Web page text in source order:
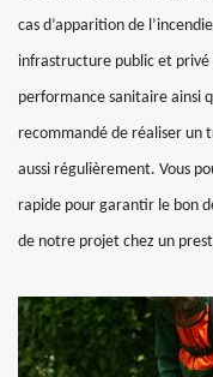
cas d’apparition de
infrastructure public et
performance sanitaire ainsi
recommandé de réaliser un
aussi régulièrement. Vous
rapide pour garantir le bon
de notre projet chez un